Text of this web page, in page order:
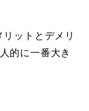
ットとデメリ
的に一番大き